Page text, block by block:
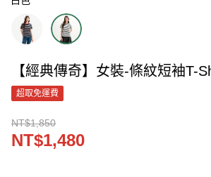
【經典傳奇】女裝-條紋短袖T-
超取免運費
NT$1,850
NT$1,480